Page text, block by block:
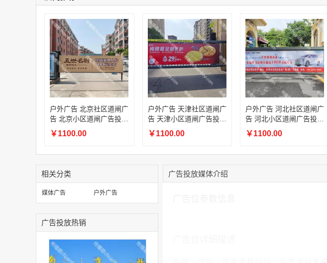
户外广告 北京社区道闸广
告 北京小区道闸广告投放
价格
￥1100.00
户外广告 天津社区道闸广
告 天津小区道闸广告投放
价格
￥1100.00
户外广告 河北社区道闸广
告 河北小区道闸广告投放
价格
￥1100.00
相关分类
媒体广告 户外广告
广告投放热销
广告投放媒体介绍